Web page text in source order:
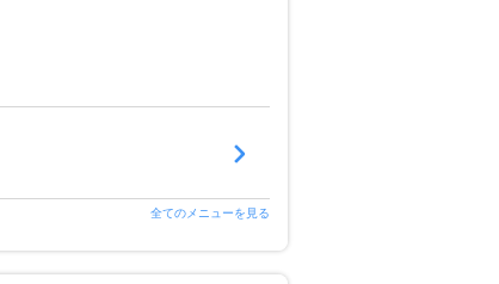
全てのメニューを見る